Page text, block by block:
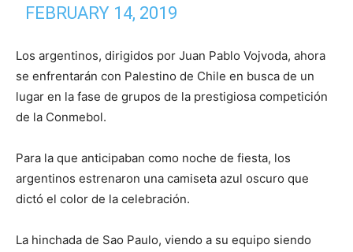
FEBRUARY 14, 2019
Los argentinos, dirigidos por Juan Pablo Vojvoda, ahora
se enfrentarán con Palestino de Chile en busca de un
lugar en la fase de grupos de la prestigiosa competición
de la Conmebol.
Para la que anticipaban como noche de fiesta, los
argentinos estrenaron una camiseta azul oscuro que
dictó el color de la celebración.
La hinchada de Sao Paulo, viendo a su equipo siendo